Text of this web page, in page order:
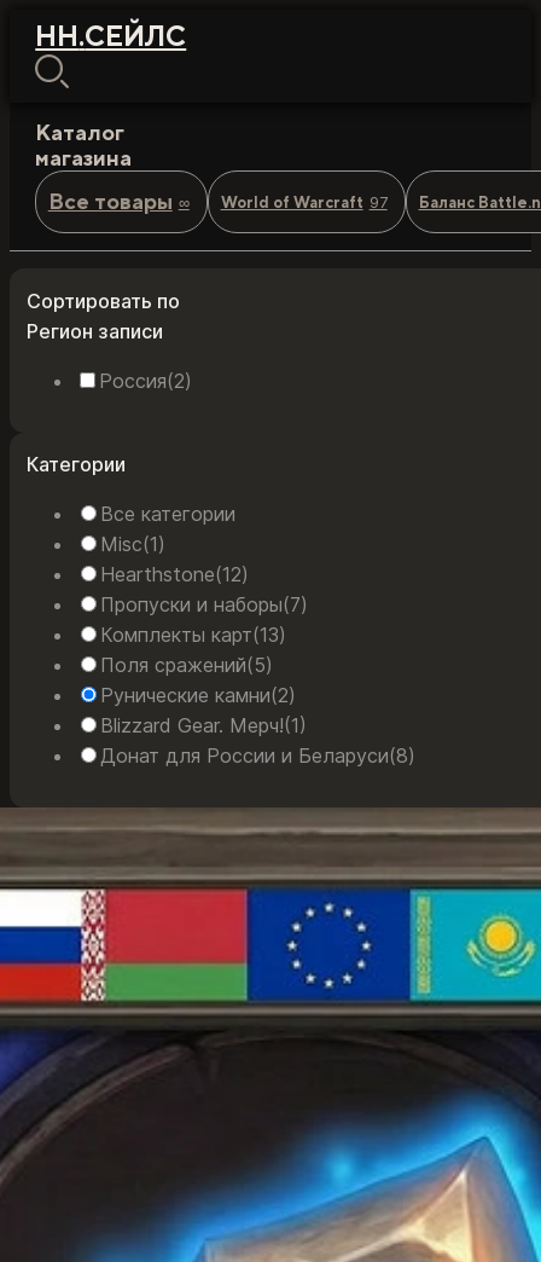
НН.СЕЙЛС
Каталог
магазина
Все товары ∞ World of Warcraft 97 Баланс
Сортировать по
Регион записи
Россия(2)
Категории
Все категории
Misc(1)
Hearthstone(12)
Пропуски и наборы(7)
Комплекты карт(13)
Поля сражений(5)
Рунические камни(2)
Blizzard Gear. Мерч!(1)
Донат для России и Беларуси(8)